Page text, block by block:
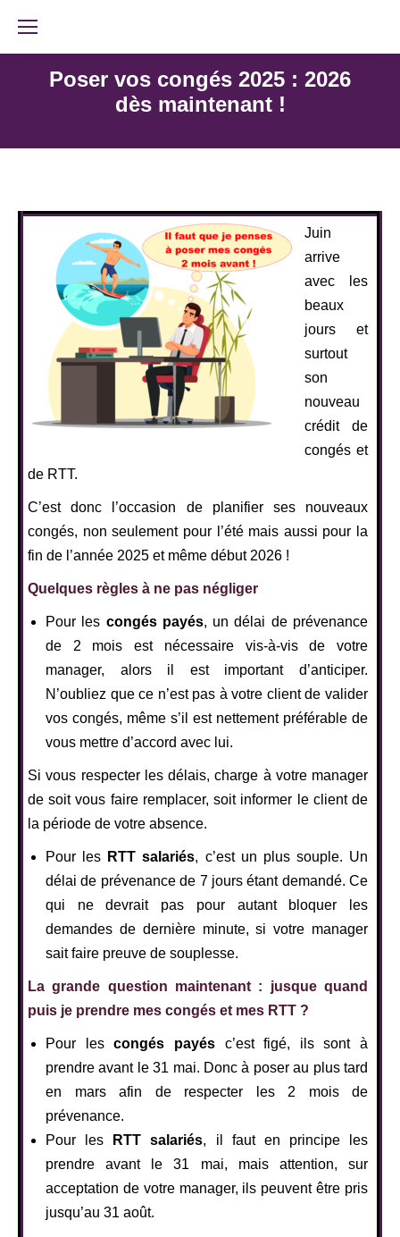
Poser vos congés 2025 : 2026
dès maintenant !
Juin
arrive
avec les
beaux
jours et
surtout
son
nouveau
crédit de
congés et
de RTT.
C’est donc l’occasion de planifier ses nouveaux
congés, non seulement pour l’été mais aussi pour la
fin de l’année 2025 et même début 2026 !
Quelques règles à ne pas négliger
Pour les congés payés, un délai de prévenance
de 2 mois est nécessaire vis-à-vis de votre
manager, alors il est important d’anticiper.
N’oubliez que ce n’est pas à votre client de valider
vos congés, même s’il est nettement préférable de
vous mettre d’accord avec lui.
Si vous respecter les délais, charge à votre manager
de soit vous faire remplacer, soit informer le client de
la période de votre absence.
Pour les RTT salariés, c’est un plus souple. Un
délai de prévenance de 7 jours étant demandé. Ce
qui ne devrait pas pour autant bloquer les
demandes de dernière minute, si votre manager
sait faire preuve de souplesse.
La grande question maintenant : jusque quand
puis je prendre mes congés et mes RTT ?
Pour lescongés payés c’est figé, ils sont à
prendre avant le 31 mai. Donc à poser au plus tard
en mars afin de respecter les 2 mois de
prévenance.
Pour les
RTT salariés, il faut en principe les
prendre avant le 31 mai, mais attention, sur
acceptation de votre manager, ils peuvent être pris
jusqu’au 31 août.